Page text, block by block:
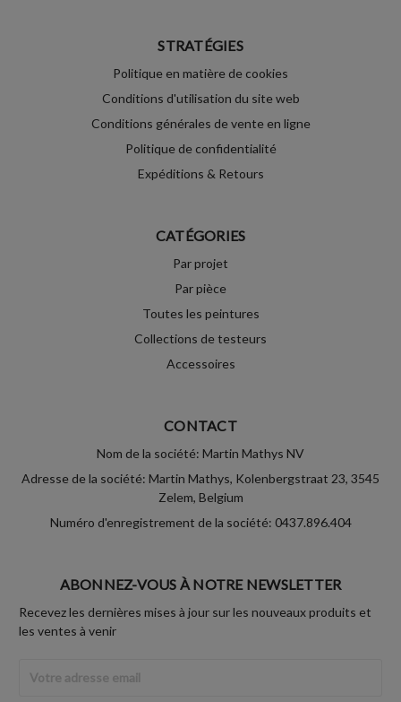
STRATÉGIES
Politique en matière de cookies
Conditions d'utilisation du site web
Conditions générales de vente en ligne
Politique de confidentialité
Expéditions & Retours
CATÉGORIES
Par projet
Par pièce
Toutes les peintures
Collections de testeurs
Accessoires
CONTACT
Nom de la société: Martin Mathys NV
Adresse de la société: Martin Mathys, Kolenbergstraat 23, 3545
Zelem, Belgium
Numéro d'enregistrement de la société: 0437.896.404
ABONNEZ-VOUS À NOTRE NEWSLETTER
Recevez les dernières mises à jour sur les nouveaux produits et
les ventes à venir
Email